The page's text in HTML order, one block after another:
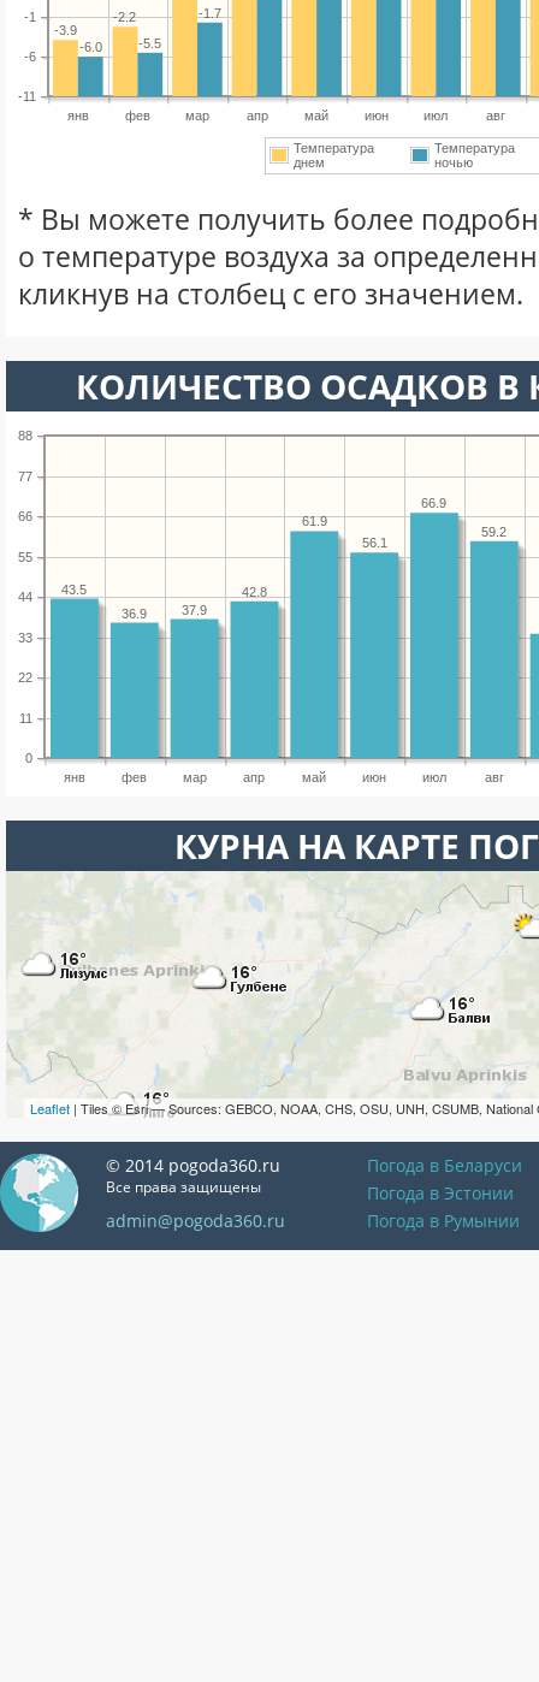
янв фев мар апр май июн июл авг
-11
-6
-1
-2.2
-3.9
-1.7
-5.5
-6.0
Температура
днем
Температура
ночью
* Вы можете получить более
о температуре воздуха за
кликнув на столбец с его значением.
КОЛИЧЕСТВО ОСАДКОВ В
янв фев мар апр май июн июл авг
0
11
22
33
44
55
66
77
88
59.2
66.9
56.1
61.9
42.8
37.9
36.9
43.5
КУРНА НА КАРТЕ
Leaflet | Tiles © Esri — Sources: GEBCO, NOAA, CHS, OSU, UNH, CSUMB, National
© 2014 pogoda360.ru
Все права защищены
admin@pogoda360.ru
Погода в Беларуси
Погода в Эстонии
Погода в Румынии